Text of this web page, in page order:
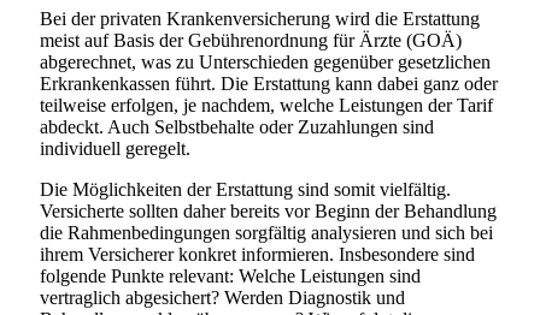
Bei der privaten Krankenversicherung wird die Erstattung
meist auf Basis der Gebührenordnung für Ärzte (GOÄ)
abgerechnet, was zu Unterschieden gegenüber gesetzlichen
Erkrankenkassen führt. Die Erstattung kann dabei ganz oder
teilweise erfolgen, je nachdem, welche Leistungen der Tarif
abdeckt. Auch Selbstbehalte oder Zuzahlungen sind
individuell geregelt.
Die Möglichkeiten der Erstattung sind somit vielfältig.
Versicherte sollten daher bereits vor Beginn der Behandlung
die Rahmenbedingungen sorgfältig analysieren und sich bei
ihrem Versicherer konkret informieren. Insbesondere sind
folgende Punkte relevant: Welche Leistungen sind
vertraglich abgesichert? Werden Diagnostik und